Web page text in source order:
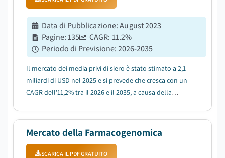
Data di Pubblicazione:August 2023
Pagine:135 CAGR: 11.2%
Periodo di Previsione:2026-2035
Il mercato dei media privi di siero è stato stimato a 2,1
miliardi di USD nel 2025 e si prevede che cresca con un
CAGR dell'11,2% tra il 2026 e il 2035, a causa della
Mercato della Farmacogenomica
SCARICA IL PDF GRATUITO